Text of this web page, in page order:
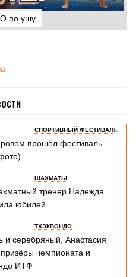
по ушу
СПОРТИВНЫЙ ФЕСТИВАЛЬ
прошёл фестиваль
ШАХМАТЫ
тренер Надежда
юбилей
ТХЭКВОНДО
и серебряный, Анастасия
чемпионата и
ИТФ